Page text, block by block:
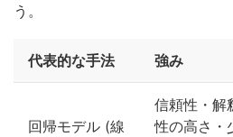
う。
代表的な手法 強み
回帰モデル (線
信頼性・解
性の高さ・